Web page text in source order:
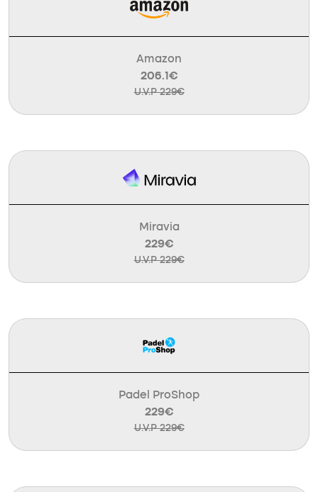
Amazon
206.1€
U.V.P 229€
Miravia
229€
U.V.P 229€
Padel ProShop
229€
U.V.P 229€